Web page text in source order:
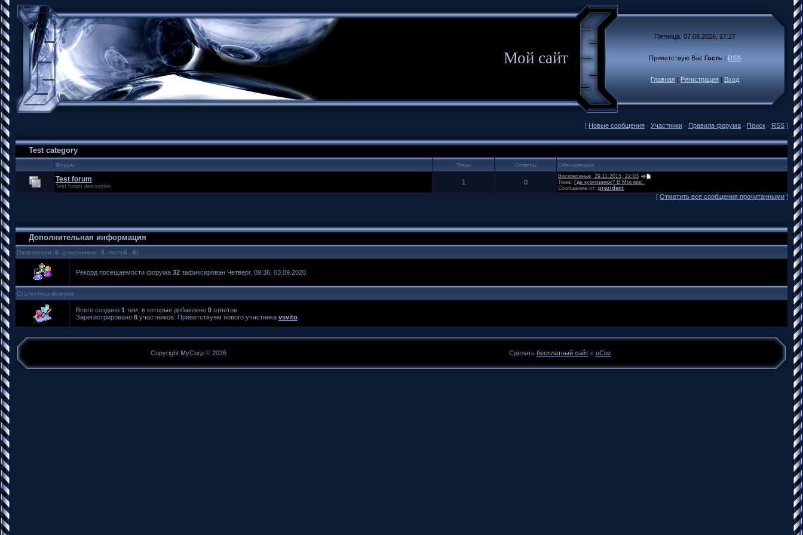
Мой сайт
Пятница, 07.08.2026, 17:27
Приветствую Вас Гость | RSS
Главная | Регистрация | Вход
[ Новые сообщения · Участники · Правила форума · Поиск · RSS ]
Test category
Форум Темы Ответы Обновления
Test forum
Test forum description
1 0
Воскресенье, 29.11.2015, 22:03
Тема: Где куртизанки? В Москве!.
Сообщение от: prezident
[ Отметить все сообщения прочитанными ]
Дополнительная информация
Посетители: 0 (участников - 0 , гостей - 0)
Рекорд посещаемости форума 32 зафиксирован Четверг, 09:36, 03.09.2020.
Статистика форума
Всего создано 1 тем, в которые добавлено 0 ответов.
Зарегистрировано 8 участников. Приветствуем нового участника vsvito
Copyright MyCorp © 2026 Сделать бесплатный сайтс uCoz